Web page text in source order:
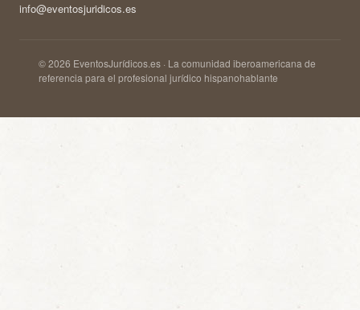
info@eventosjuridicos.es
© 2026 EventosJurídicos.es · La comunidad iberoamericana de
referencia para el profesional jurídico hispanohablante